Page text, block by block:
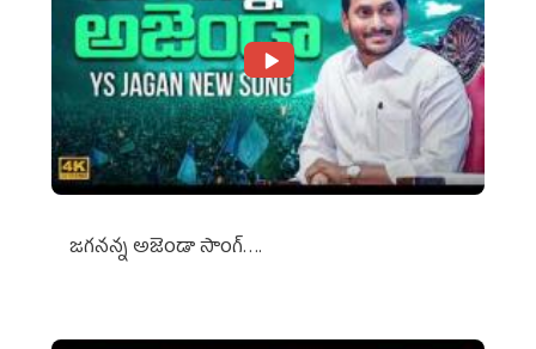
జగనన్న అజెండా సాంగ్….